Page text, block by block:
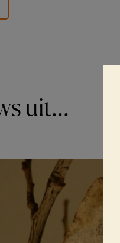
uit...